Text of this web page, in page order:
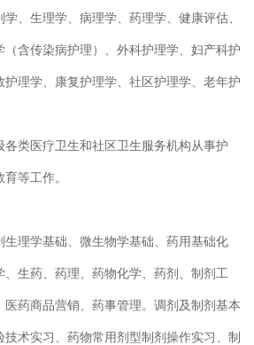
、生理学、病理学、药理学、健康评估、
（含传染病护理）、外科护理学、妇产科护
护理学、康复护理学、社区护理学、老年护
各类医疗卫生和社区卫生服务机构从事护
等工作。
生理学基础、微生物学基础、药用基础化
、生药、药理、药物化学、药剂、制剂工
医药商品营销、药事管理。调剂及制剂基本
术实习、药物常用剂型制剂操作实习、制